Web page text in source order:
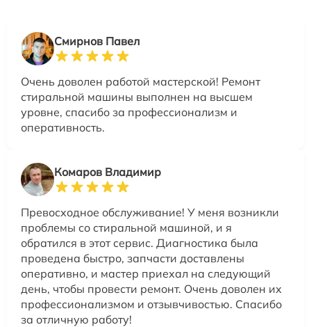
Смирнов Павел
Очень доволен работой мастерской! Ремонт
стиральной машины выполнен на высшем
уровне, спасибо за профессионализм и
оперативность.
Комаров Владимир
Превосходное обслуживание! У меня возникли
проблемы со стиральной машиной, и я
обратился в этот сервис. Диагностика была
проведена быстро, запчасти доставлены
оперативно, и мастер приехал на следующий
день, чтобы провести ремонт. Очень доволен их
профессионализмом и отзывчивостью. Спасибо
за отличную работу!